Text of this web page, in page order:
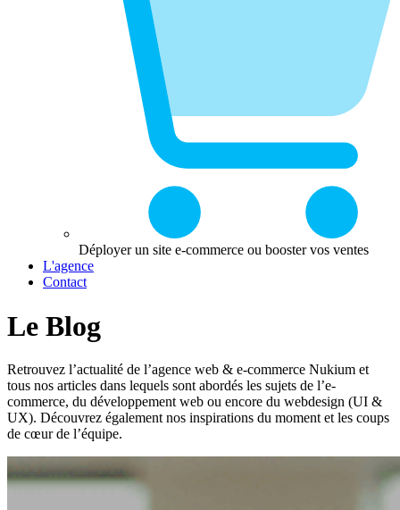
Déployer un site e-commerce ou booster vos ventes
L'agence
Contact
Le Blog
Retrouvez l’actualité de l’agence web & e-commerce Nukium et
tous nos articles dans lequels sont abordés les sujets de l’e-
commerce, du développement web ou encore du webdesign (UI &
UX). Découvrez également nos inspirations du moment et les coups
de cœur de l’équipe.